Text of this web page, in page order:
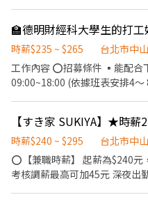
假等等 3.健康相關：年度員工
免費享用冰淇淋、員工折扣、
薪204元‼️ 🌹當月實際上班總
【待遇】：$196-255/小時 (考核通過，且上班時數達標者時薪201
元起) 享有勞健保、團保、6%勞退金提撥 還有久任獎金、達標獎金
三節獎金、年終獎金等等 每年春酒活動、不定時聚餐 考核通過上班
日免費飲品(不限品項) 免費零食餅乾、飲料享員工折扣 可彈性排班
料煮茶、外送服務、環境清潔⋯⋯等工作
忱、活潑外向，不愛遲到，長期
時薪$235 ~ $265
台北市中
工作內容 ⭕招募條件 ▪能配合
09:00~18:00 (依據班表安排4
09:00~23:00(依據班表安排4
最少6天班 。 ⭕工作內容 ▪外場 帶客入座→介紹、服務→商品提供
→食材補充→確認結帳金額→收
整理→料理製作→提供餐點→餐具
時薪$240 ~ $295
台北市中
⭕【兼職時薪】 起薪為$240元
考核調薪最高可加45元 深夜出勤津貼